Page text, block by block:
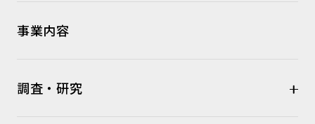
事業内容
調査・研究